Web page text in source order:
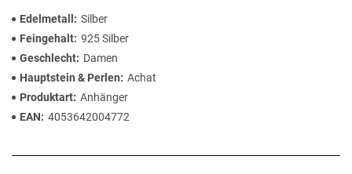
Edelmetall
Silber
Feingehalt 925 Silber
Geschlecht
Damen
Hauptstein & Perlen
Achat
Produktart Anhänger
EAN
4053642004772